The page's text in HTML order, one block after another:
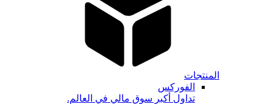
المنتجات
الفوركس
تداول أكبر سوق مالي في العالم.